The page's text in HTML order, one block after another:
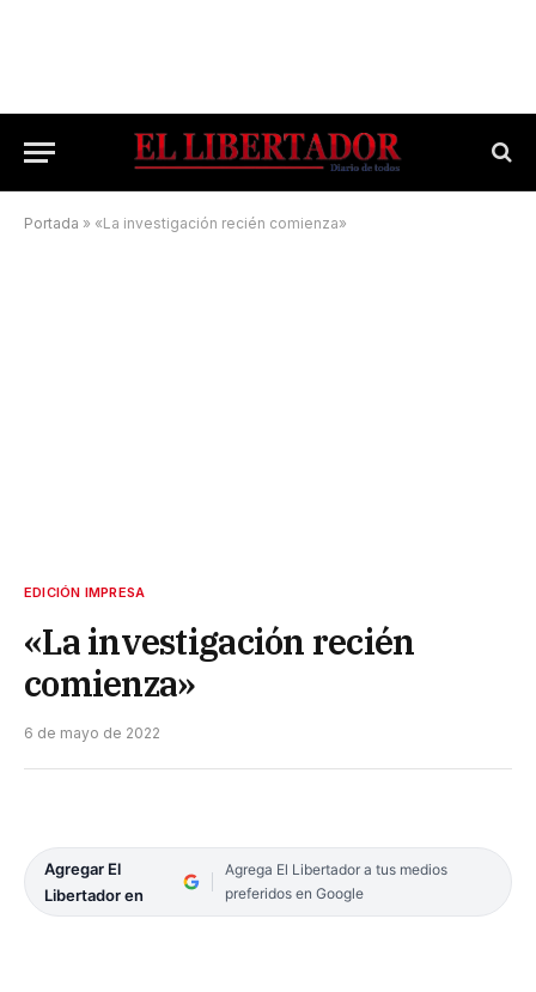
Portada » «La investigación recién comienza»
EDICIÓN IMPRESA
«La investigación recién
comienza»
6 de mayo de 2022
Agregar El
Libertador en
Agrega El Libertador a tus medios
preferidos en Google